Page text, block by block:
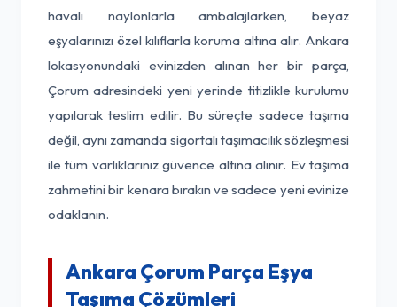
havalı naylonlarla ambalajlarken, beyaz
eşyalarınızı özel kılıflarla koruma altına alır. Ankara
lokasyonundaki evinizden alınan her bir parça,
Çorum adresindeki yeni yerinde titizlikle kurulumu
yapılarak teslim edilir. Bu süreçte sadece taşıma
değil, aynı zamanda sigortalı taşımacılık sözleşmesi
ile tüm varlıklarınız güvence altına alınır. Ev taşıma
zahmetini bir kenara bırakın ve sadece yeni evinize
odaklanın.
Ankara Çorum Parça Eşya
Taşıma Çözümleri